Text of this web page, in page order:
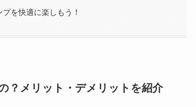
を快適に楽しもう！
？メリット・デメリットを紹介